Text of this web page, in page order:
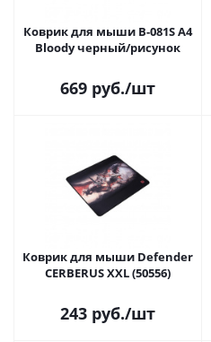
Коврик для мыши B-081S A4
Bloody черный/рисунок
669 руб./шт
Коврик для мыши Defender
CERBERUS XXL (50556)
243 руб./шт